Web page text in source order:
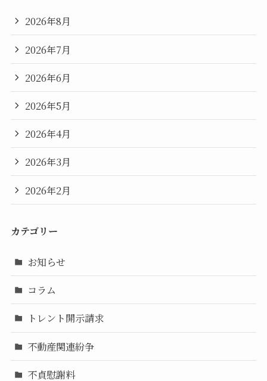
2026年8月
2026年7月
2026年6月
2026年5月
2026年4月
2026年3月
2026年2月
カテゴリー
お知らせ
コラム
トレント開示請求
不動産関連紛争
不貞慰謝料